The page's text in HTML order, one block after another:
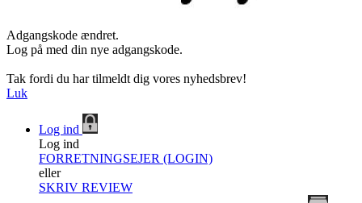
Adgangskode ændret.
Log på med din nye adgangskode.
Tak fordi du har tilmeldt dig vores nyhedsbrev!
Luk
Log ind
Log ind
FORRETNINGSEJER (LOGIN)
eller
SKRIV REVIEW